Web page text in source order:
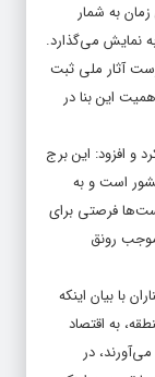
به شمار
نمایش می‌گذارد.
آثار ملی ثبت
این بنا در
و افزود: این برج
است و به
فرصتی برای
رونق
با بیان اینکه
به اقتصاد
در